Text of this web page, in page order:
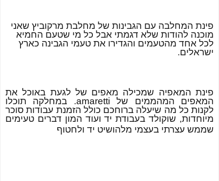
פינת המחלבה עם הגבינות של מחלבת מרקוביץ שאני
מוכנה להודות שלא דגמתי אבל כל מי שטעם החמיא
לכל אחד מהטעמים והגדירו את טעמי הגבינה כארץ
ישראלים.
פינת המאפיה שמכילה מאפים של לגעת באוכל את
המאפים המהממים של amaretti. במחלקה תוכלו
לקנות כל מה שיעלה ברוחכם כולל הזמנת עבודות סוכר
מיוחדות, שוקולד בעבודת יד ועוד המון דברים טעימים
שממש עצרתי בעצמי מלהושיט יד ולחטוף